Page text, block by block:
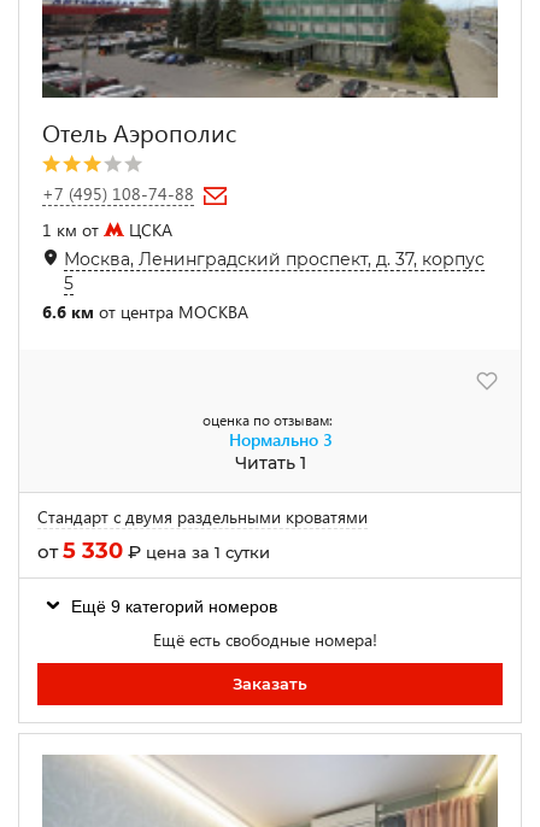
Отель Аэрополис
+7 (495) 108-74-88
1 км от
ЦСКА
Москва, Ленинградский проспект, д. 37, корпус
5
6.6 км от центра МОСКВА
оценка по отзывам:
Нормально 3
Читать 1
Стандарт с двумя раздельными кроватями
от5 330 ₽ цена за 1 сутки
Ещё 9 категорий номеров
Ещё есть свободные номера!
Заказать